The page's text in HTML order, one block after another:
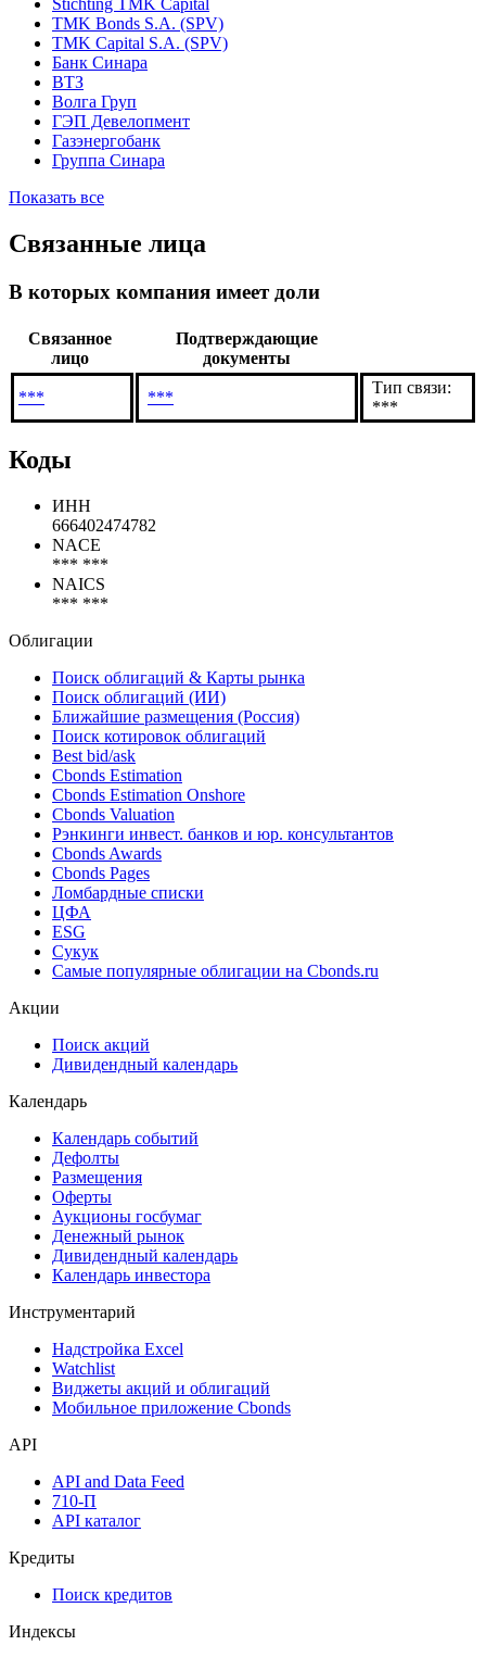
Stichting TMK Capital
TMK Bonds S.A. (SPV)
TMK Capital S.A. (SPV)
Банк Синара
ВТЗ
Волга Груп
ГЭП Девелопмент
Газэнергобанк
Группа Синара
Показать все
Связанные лица
В которых компания имеет доли
Связанное
лицо
Подтверждающие
документы
*** ***
Тип связи:
***
Коды
ИНН
666402474782
NACE
*** ***
NAICS
*** ***
Облигации
Поиск облигаций & Карты рынка
Поиск облигаций (ИИ)
Ближайшие размещения (Россия)
Поиск котировок облигаций
Best bid/ask
Cbonds Estimation
Cbonds Estimation Onshore
Cbonds Valuation
Рэнкинги инвест. банков и юр. консультантов
Cbonds Awards
Cbonds Pages
Ломбардные списки
ЦФА
ESG
Сукук
Самые популярные облигации на Cbonds.ru
Акции
Поиск акций
Дивидендный календарь
Календарь
Календарь событий
Дефолты
Размещения
Оферты
Аукционы госбумаг
Денежный рынок
Дивидендный календарь
Календарь инвестора
Инструментарий
Надстройка Excel
Watchlist
Виджеты акций и облигаций
Мобильное приложение Cbonds
API
API and Data Feed
710-П
API каталог
Кредиты
Поиск кредитов
Индексы